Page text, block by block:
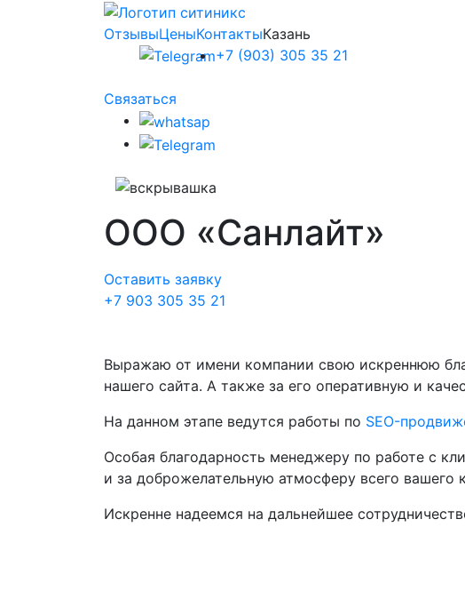
ОтзывыЦеныКонтактыКазань
+7 (903) 305 35 21
Связаться
ООО «Санлайт»
Оставить заявку
+7 903 305 35 21
Выражаю от имени компании свою искреннюю
нашего сайта. А также за его оперативную и
На данном этапе ведутся работы по SEO-
Особая благодарность менеджеру по работе с
и за доброжелательную атмосферу всего вашего
Искренне надеемся на дальнейшее